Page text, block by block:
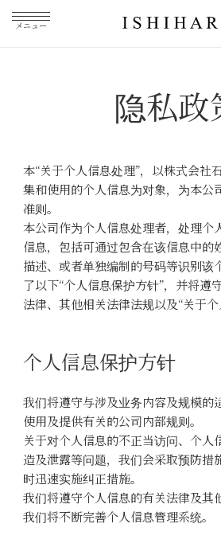
メニュー
隐私政
本“关于个人信息处理”，以株式会社
集和使用的个人信息为对象，为本公
准则。
本公司作为个人信息处理者，处理个
信息，包括可通过包含在该信息中的
描述、或者单独编制的号码等识别该
了以下“个人信息保护方针”，并将遵
法律、其他相关法律法规以及“关于个
个人信息保护方针
我们将遵守与涉及业务内容及规模的
使用及提供有关的公司内部规则。
关于对个人信息的不正当访问、个人
造及泄露等问题，我们会采取预防措
时迅速实施纠正措施。
我们将遵守个人信息的有关法律及其
我们将不断完善个人信息管理系统。